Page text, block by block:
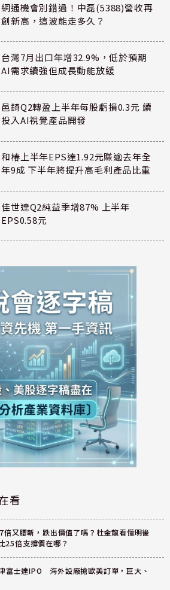
網通機會別錯過！中磊(5388)營收再
創新高，這波能走多久？
台灣7月出口年增32.9%，低於預期
AI需求續強但成長動能放緩
邑錡Q2轉盈上半年每股虧損0.3元 續
投入AI視覺產品開發
和椿上半年EPS達1.92元賺逾去年全
年9成 下半年將提升高毛利產品比重
佳世達Q2純益季增87% 上半年
EPS0.58元
看
又腰斬，跌出價值了嗎？杜金龍看懂明後
25倍支撐價在哪？
富士達IPO 海外設廠搶歐美訂單，巨大、